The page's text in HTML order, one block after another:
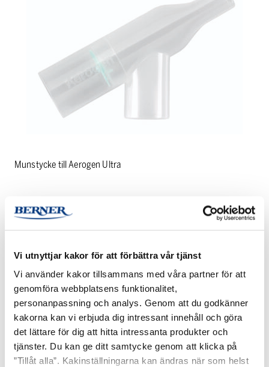
Vi utnyttjar kakor för att förbättra vår tjänst
Vi använder kakor tillsammans med våra partner för att
genomföra webbplatsens funktionalitet,
personanpassning och analys. Genom att du godkänner
kakorna kan vi erbjuda dig intressant innehåll och göra
det lättare för dig att hitta intressanta produkter och
tjänster. Du kan ge ditt samtycke genom att klicka på
”Tillåt alla”. Kakinställningarna kan ändras när som helst
Munstycke till Aerogen Ultra
PRODUKTINFORMATION
RELATERADE PRODUKTER
Andningstränare
IMT
Aerogen
Ultra